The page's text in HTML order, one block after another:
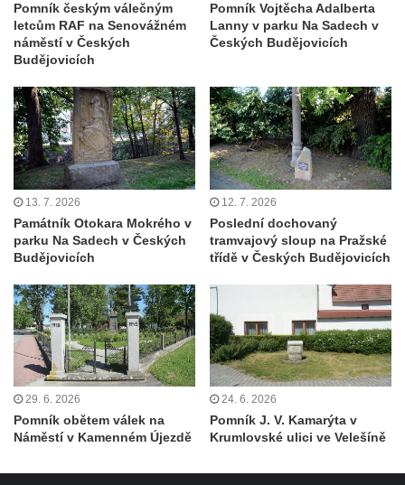
nad Desnou v Tanvaldu
Pomník prvního a druhého odboje v
Tanvaldu
Kenotaf Josefa Staritze na hřbitově ve
Starých Křečanech
Hrob Antona Reintsche na hřbitově ve
Starých Křečanech
Hrob rodiny Klingerových na hřbitově ve
Starých Křečanech
Pomník obětem 1. světové války v
Pamětní desky obětem 1. světové války na
kapli svaté Alžběty Durynské v Dolních
Křečanech
Pomník Theodora Körnera v Tyršově ulici v
Šluknově
Pomník Františka Josefa I. u křížové cesty
ve Šluknově
Pamětní deska Polské armádě na budově
Pomník českým válečným
letcům RAF na Senovážném
náměstí v Českých
Budějovicích
Pomník Vojtěcha Adalberta
Lanny v parku Na Sadech v
Českých Budějovicích
13. 7. 2026
Památník Otokara Mokrého v
parku Na Sadech v Českých
Budějovicích
12. 7. 2026
Poslední dochovaný
tramvajový sloup na Pražské
třídě v Českých Budějovicích
29. 6. 2026
Pomník obětem válek na
Náměstí v Kamenném Újezdě
24. 6. 2026
Pomník J. V. Kamarýta v
Krumlovské ulici ve Velešíně